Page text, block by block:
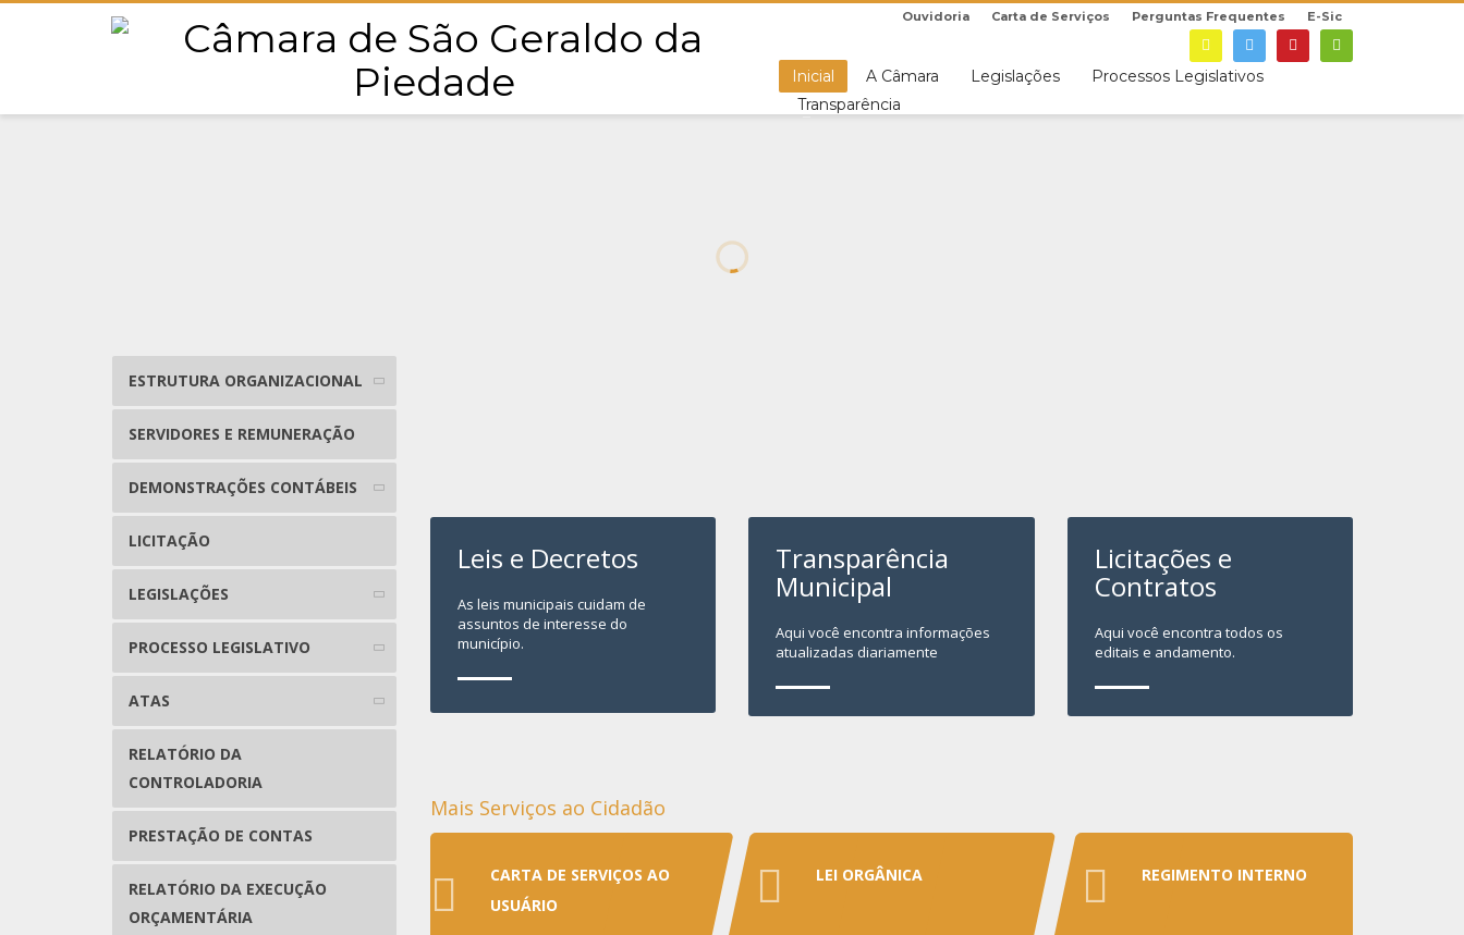
Ouvidoria Carta de Serviços Perguntas Frequentes E-Sic
Inicial A Câmara Legislações
Processos Legislativos
Transparência
ESTRUTURA ORGANIZACIONAL
SERVIDORES E REMUNERAÇÃO
DEMONSTRAÇÕES CONTÁBEIS
LICITAÇÃO
LEGISLAÇÕES
PROCESSO LEGISLATIVO
ATAS
RELATÓRIO DA
CONTROLADORIA
PRESTAÇÃO DE CONTAS
RELATÓRIO DA EXECUÇÃO
ORÇAMENTÁRIA
Leis e Decretos
As leis municipais cuidam de
assuntos de interesse do
município.
Transparência
Municipal
Aqui você encontra informações
atualizadas diariamente
Licitações e
Contratos
Aqui você encontra todos os
editais e andamento.
Mais Serviços ao Cidadão
CARTA DE SERVIÇOS AO
USUÁRIO
LEI ORGÂNICA REGIMENTO INTERNO